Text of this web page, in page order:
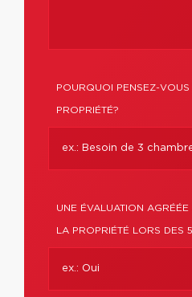
POURQUOI PENSEZ-VOUS
PROPRIÉTÉ?
UNE ÉVALUATION
LA PROPRIÉTÉ LORS DES